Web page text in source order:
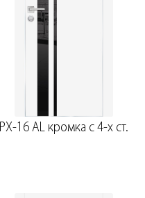
PX-16 AL кромка с 4-х ст.